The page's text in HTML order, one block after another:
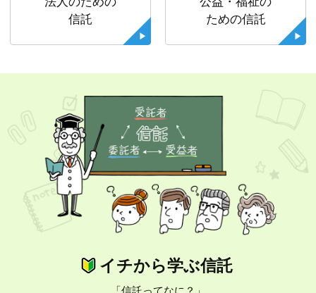
信託
ための信託
イチから学ぶ信託